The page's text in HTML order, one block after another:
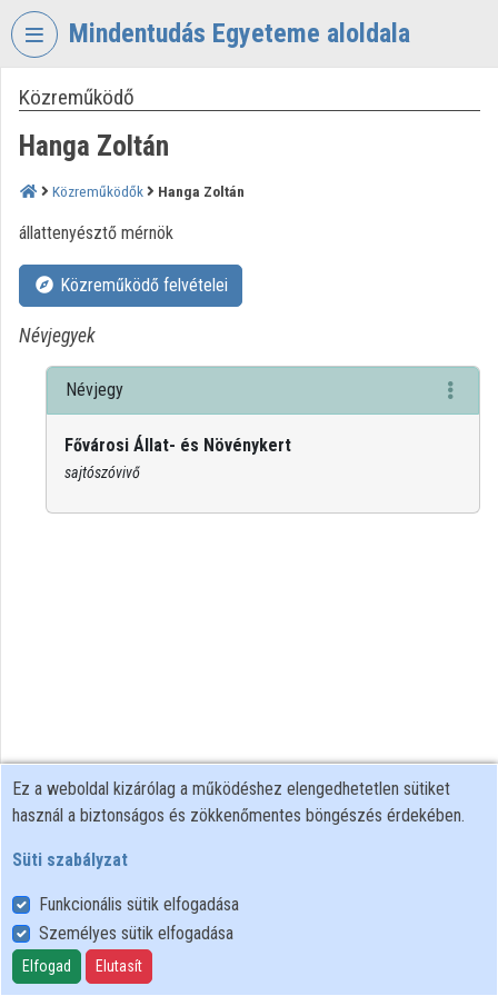
Fejléc kihagyása
Mindentudás Egyeteme aloldala
VIDEOTORIUM
MINDENTUDÁS
EGYETEME
Intézményi kezdőlap
Bejelentkezés
Intézményi felfedezés
Kategóriák
Intézmények
Közreműködők
Közreműködő
Hanga Zoltán
Közreműködők Hanga Zoltán
állattenyésztő mérnök
Közreműködő felvételei
Névjegyek
Névjegy
Fővárosi Állat- és Növénykert
sajtószóvivő
Felhasználói szabályzat
Adatkezelési tájékoztató
Süti szabályzat
Ez a weboldal kizárólag a működéshez elengedhetetlen sütiket
használ a biztonságos és zökkenőmentes böngészés érdekében.
Süti szabályzat
Funkcionális sütik elfogadása
Személyes sütik elfogadása
Elfogad Elutasít